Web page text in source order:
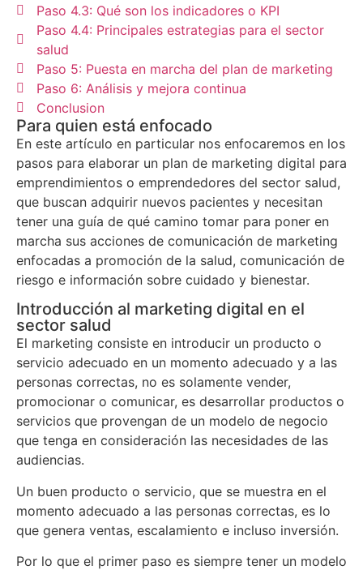
Paso 4.3: Qué son los indicadores o KPI
Paso 4.4: Principales estrategias para el sector
salud
Paso 5: Puesta en marcha del plan de marketing
Paso 6: Análisis y mejora continua
Conclusion
Para quien está enfocado
En este artículo en particular nos enfocaremos en los
pasos para elaborar un plan de marketing digital para
emprendimientos o emprendedores del sector salud,
que buscan adquirir nuevos pacientes y necesitan
tener una guía de qué camino tomar para poner en
marcha sus acciones de comunicación de marketing
enfocadas a promoción de la salud, comunicación de
riesgo e información sobre cuidado y bienestar.
Introducción al marketing digital en el
sector salud
El marketing consiste en introducir un producto o
servicio adecuado en un momento adecuado y a las
personas correctas, no es solamente vender,
promocionar o comunicar, es desarrollar productos o
servicios que provengan de un modelo de negocio
que tenga en consideración las necesidades de las
audiencias.
Un buen producto o servicio, que se muestra en el
momento adecuado a las personas correctas, es lo
que genera ventas, escalamiento e incluso inversión.
Por lo que el primer paso es siempre tener un modelo